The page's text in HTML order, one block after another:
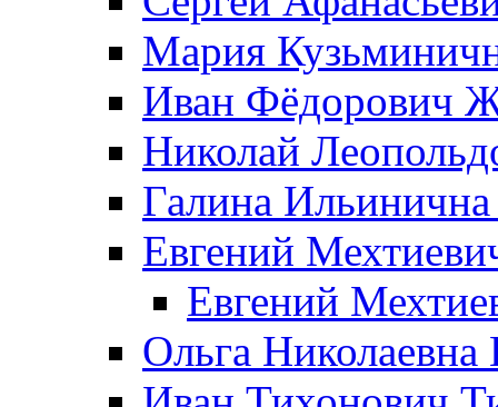
Мария
Иван Фёдорович
Николай
Галина
Евгений
Евгений
Ольга Николаевна